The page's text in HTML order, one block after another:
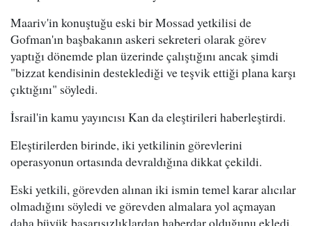
Maariv'in konuştuğu eski bir Mossad yetkilisi de
Gofman'ın başbakanın askeri sekreteri olarak görev
yaptığı dönemde plan üzerinde çalıştığını ancak şimdi
"bizzat kendisinin desteklediği ve teşvik ettiği plana karşı
çıktığını" söyledi.
İsrail'in kamu yayıncısı Kan da eleştirileri haberleştirdi.
Eleştirilerden birinde, iki yetkilinin görevlerini
operasyonun ortasında devraldığına dikkat çekildi.
Eski yetkili, görevden alınan iki ismin temel karar alıcılar
olmadığını söyledi ve görevden almalara yol açmayan